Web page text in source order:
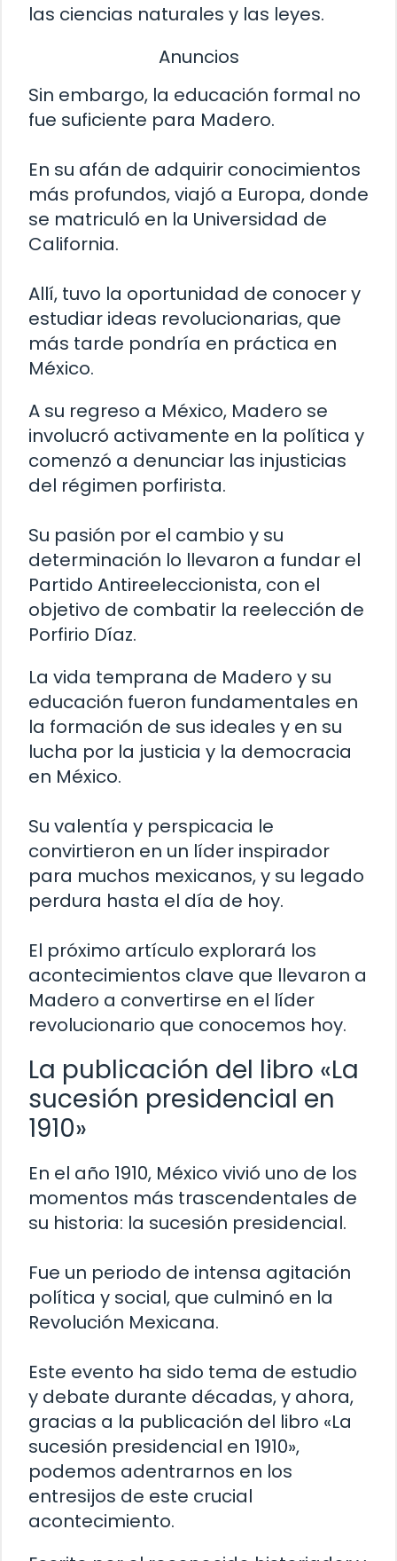
las ciencias naturales y las leyes.
Anuncios
Sin embargo, la educación formal no
fue suficiente para Madero.
En su afán de adquirir conocimientos
más profundos, viajó a Europa, donde
se matriculó en la Universidad de
California.
Allí, tuvo la oportunidad de conocer y
estudiar ideas revolucionarias, que
más tarde pondría en práctica en
México.
A su regreso a México, Madero se
involucró activamente en la política y
comenzó a denunciar las injusticias
del régimen porfirista.
Su pasión por el cambio y su
determinación lo llevaron a fundar el
Partido Antireeleccionista, con el
objetivo de combatir la reelección de
Porfirio Díaz.
La vida temprana de Madero y su
educación fueron fundamentales en
la formación de sus ideales y en su
lucha por la justicia y la democracia
en México.
Su valentía y perspicacia le
convirtieron en un líder inspirador
para muchos mexicanos, y su legado
perdura hasta el día de hoy.
El próximo artículo explorará los
acontecimientos clave que llevaron a
Madero a convertirse en el líder
revolucionario que conocemos hoy.
La publicación del libro «La
sucesión presidencial en
1910»
En el año 1910, México vivió uno de los
momentos más trascendentales de
su historia: la sucesión presidencial.
Fue un periodo de intensa agitación
política y social, que culminó en la
Revolución Mexicana.
Este evento ha sido tema de estudio
y debate durante décadas, y ahora,
gracias a la publicación del libro «La
sucesión presidencial en 1910»,
podemos adentrarnos en los
entresijos de este crucial
acontecimiento.